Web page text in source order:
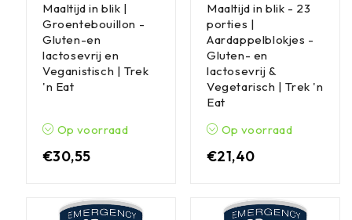
Maaltijd in blik |
Groentebouillon -
Gluten-en
lactosevrij en
Veganistisch | Trek
'n Eat
Op voorraad
€30,55
Maaltijd in blik - 23
porties |
Aardappelblokjes -
Gluten- en
lactosevrij &
Vegetarisch | Trek 'n
Eat
Op voorraad
€21,40